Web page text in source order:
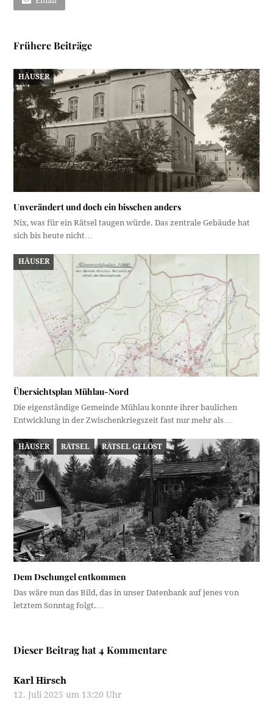
Frühere Beiträge
HÄUSER
Unverändert und doch ein bisschen anders
Nix, was für ein Rätsel taugen würde. Das zentrale Gebäude hat
sich bis heute nicht…
HÄUSER
Übersichtsplan Mühlau-Nord
Die eigenständige Gemeinde Mühlau konnte ihrer baulichen
Entwicklung in der Zwischenkriegszeit fast nur mehr als…
HÄUSER RÄTSEL RÄTSEL GELÖST
Dem Dschungel entkommen
Das wäre nun das Bild, das in unser Datenbank auf jenes von
letztem Sonntag folgt.…
Dieser Beitrag hat 4 Kommentare
Karl Hirsch
12. Juli 2025 um 13:20 Uhr